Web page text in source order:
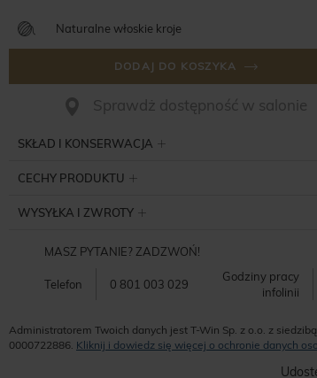
Naturalne włoskie kroje
DODAJ DO KOSZYKA
Sprawdż dostępność w salonie
SKŁAD I KONSERWACJA
CECHY PRODUKTU
WYSYŁKA I ZWROTY
MASZ PYTANIE? ZADZWOŃ!
Telefon 0 801 003 029
Godziny pracy
infolinii
Administratorem Twoich danych jest T-Win Sp. z o.o. z
0000722886. Kliknij i dowiedz się więcej o ochronie danych